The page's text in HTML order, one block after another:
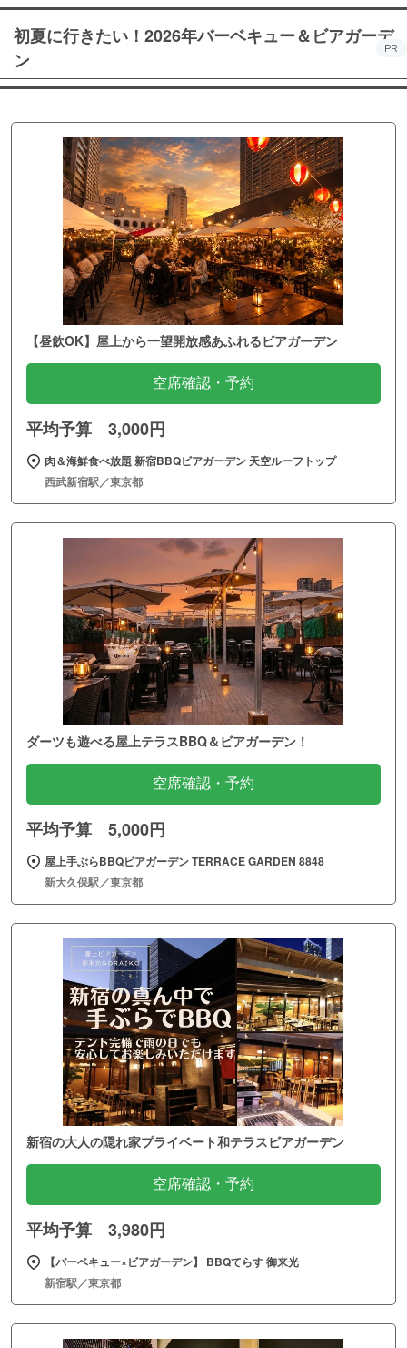
初夏に行きたい！2026年バーベキュー＆ビアガーデ
ン
PR
【昼飲OK】屋上から一望開放感あふれるビアガーデン
空席確認・予約
平均予算 3,000円
肉＆海鮮食べ放題 新宿BBQビアガーデン 天空ルーフトップ
西武新宿駅／東京都
ダーツも遊べる屋上テラスBBQ＆ビアガーデン！
空席確認・予約
平均予算 5,000円
屋上手ぶらBBQビアガーデン TERRACE GARDEN 8848
新大久保駅／東京都
新宿の大人の隠れ家プライベート和テラスビアガーデン
空席確認・予約
平均予算 3,980円
【バーベキュー×ビアガーデン】 BBQてらす 御来光
新宿駅／東京都